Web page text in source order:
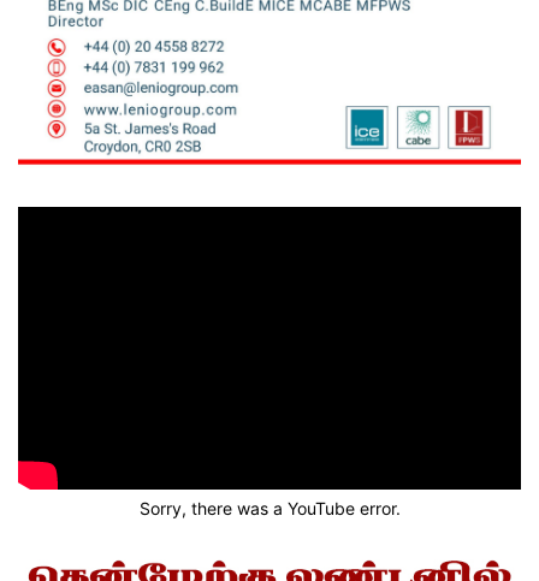
Sorry, there was a YouTube error.